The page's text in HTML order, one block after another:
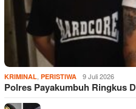
KRIMINAL PERISTIWA 9 Juli 2026
Polres Payakumbuh Ringkus